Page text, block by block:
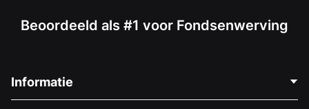
Beoordeeld als #1 voor Fondsenwerving
Informatie